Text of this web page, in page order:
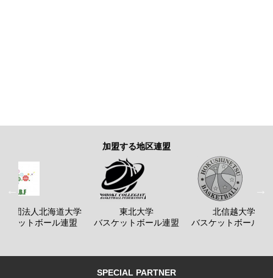
加盟する地区連盟
社団法人北海道大学
ケットボール連盟
東北大学
バスケットボール連盟
北信越大学
バスケットボール連
SPECIAL PARTNER